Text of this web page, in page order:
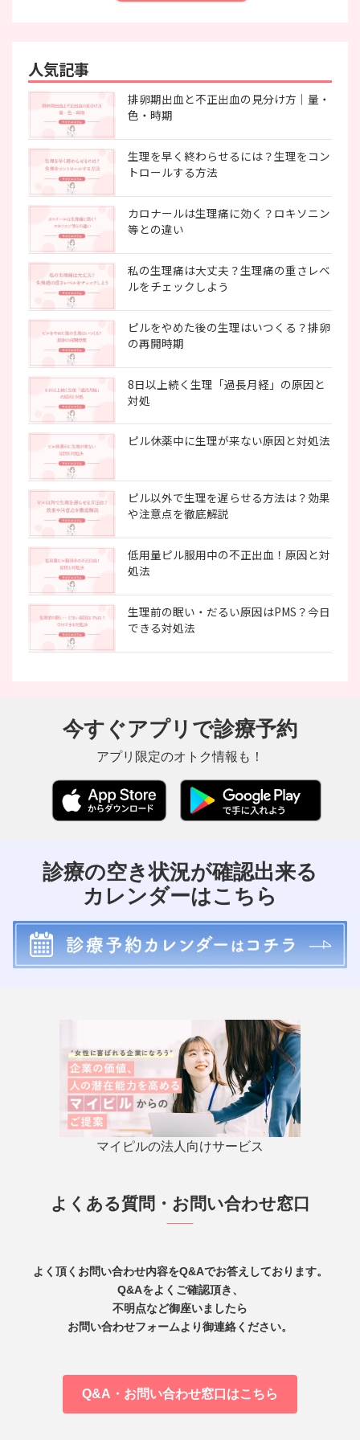
人気記事
排卵期出血と不正出血の見分け方｜量・
色・時期
生理を早く終わらせるには？生理をコン
トロールする方法
カロナールは生理痛に効く？ロキソニン
等との違い
私の生理痛は大丈夫？生理痛の重さレベ
ルをチェックしよう
ピルをやめた後の生理はいつくる？排卵
の再開時期
8日以上続く生理「過長月経」の原因と
対処
ピル休薬中に生理が来ない原因と対処法
ピル以外で生理を遅らせる方法は？効果
や注意点を徹底解説
低用量ピル服用中の不正出血！原因と対
処法
生理前の眠い・だるい原因はPMS？今日
できる対処法
今すぐアプリで診療予約
アプリ限定のオトク情報も！
診療の空き状況が確認出来る
カレンダーはこちら
マイピルの法人向けサービス
よくある質問・お問い合わせ窓口
よく頂くお問い合わせ内容をQ&Aでお答えしております。
Q&Aをよくご確認頂き、
不明点など御座いましたら
お問い合わせフォームより御連絡ください。
Q&A・お問い合わせ窓口はこちら